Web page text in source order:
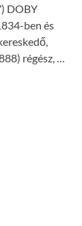
DOBY
ben és
régész, …